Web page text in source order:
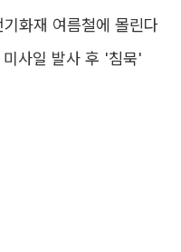
화재 여름철에 몰린다
사일 발사 후 '침묵'